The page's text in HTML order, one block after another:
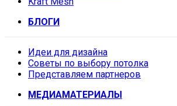
БЛОГИ
Идеи для дизайна
Советы по выбору потолка
Представляем партнеров
МЕДИАМАТЕРИАЛЫ